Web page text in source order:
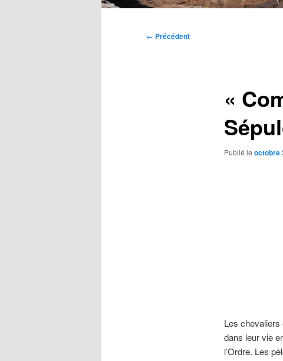
Navigation
← Précédent
«
Publié le octobre
Les chevaliers
dans leur vie
l’Ordre. Les